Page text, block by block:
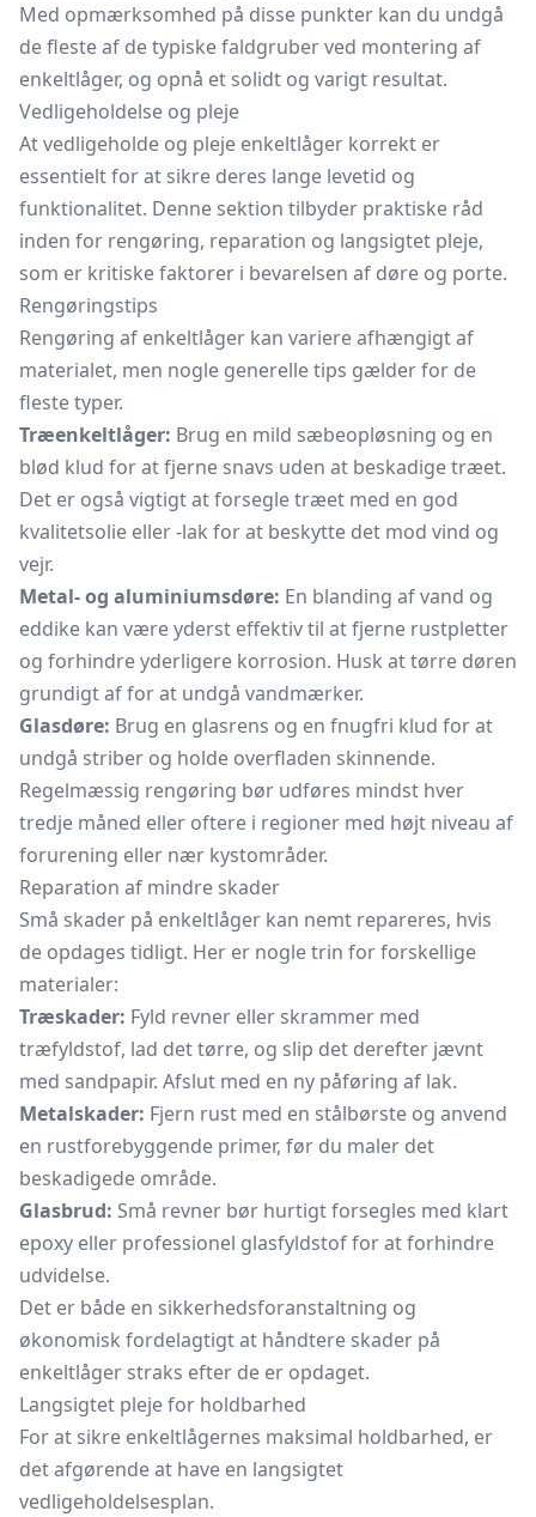
Med opmærksomhed på disse punkter kan du undgå
de fleste af de typiske faldgruber ved montering af
enkeltlåger, og opnå et solidt og varigt resultat.
Vedligeholdelse og pleje
At vedligeholde og pleje enkeltlåger korrekt er
essentielt for at sikre deres lange levetid og
funktionalitet. Denne sektion tilbyder praktiske råd
inden for rengøring, reparation og langsigtet pleje,
som er kritiske faktorer i bevarelsen af døre og porte.
Rengøringstips
Rengøring af enkeltlåger kan variere afhængigt af
materialet, men nogle generelle tips gælder for de
fleste typer.
Træenkeltlåger: Brug en mild sæbeopløsning og en
blød klud for at fjerne snavs uden at beskadige træet.
Det er også vigtigt at forsegle træet med en god
kvalitetsolie eller -lak for at beskytte det mod vind og
vejr.
Metal- og aluminiumsdøre: En blanding af vand og
eddike kan være yderst effektiv til at fjerne rustpletter
og forhindre yderligere korrosion. Husk at tørre døren
grundigt af for at undgå vandmærker.
Glasdøre: Brug en glasrens og en fnugfri klud for at
undgå striber og holde overfladen skinnende.
Regelmæssig rengøring bør udføres mindst hver
tredje måned eller oftere i regioner med højt niveau af
forurening eller nær kystområder.
Reparation af mindre skader
Små skader på enkeltlåger kan nemt repareres, hvis
de opdages tidligt. Her er nogle trin for forskellige
materialer:
Træskader: Fyld revner eller skrammer med
træfyldstof, lad det tørre, og slip det derefter jævnt
med sandpapir. Afslut med en ny påføring af lak.
Metalskader: Fjern rust med en stålbørste og anvend
en rustforebyggende primer, før du maler det
beskadigede område.
Glasbrud: Små revner bør hurtigt forsegles med klart
epoxy eller professionel glasfyldstof for at forhindre
udvidelse.
Det er både en sikkerhedsforanstaltning og
økonomisk fordelagtigt at håndtere skader på
enkeltlåger straks efter de er opdaget.
Langsigtet pleje for holdbarhed
For at sikre enkeltlågernes maksimal holdbarhed, er
det afgørende at have en langsigtet
vedligeholdelsesplan.